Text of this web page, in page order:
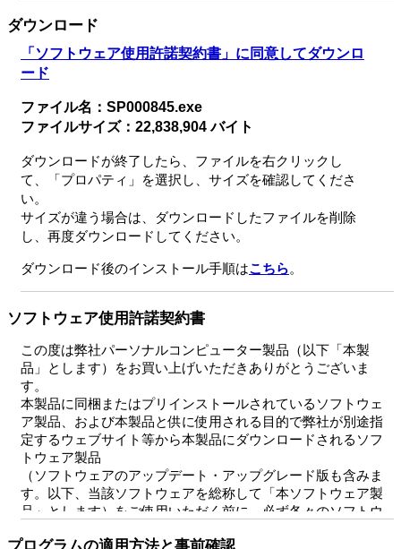
ダウンロード
「ソフトウェア使用許諾契約書」に同意してダウンロ
ード
ファイル名：SP000845.exe
ファイルサイズ：22,838,904 バイト
ダウンロードが終了したら、ファイルを右クリックし
て、「プロパティ」を選択し、サイズを確認してくださ
い。
サイズが違う場合は、ダウンロードしたファイルを削除
し、再度ダウンロードしてください。
ダウンロード後のインストール手順はこちら。
ソフトウェア使用許諾契約書
この度は弊社パーソナルコンピューター製品（以下「本製
品」とします）をお買い上げいただきありがとうございま
す。
本製品に同梱またはプリインストールされているソフトウェ
ア製品、および本製品と供に使用される目的で弊社が別途指
定するウェブサイト等から本製品にダウンロードされるソフ
トウェア製品
（ソフトウェアのアップデート・アップグレード版も含みま
す。以下、当該ソフトウェアを総称して「本ソフトウェア製
品」とします）をご使用いただく前に、必ず各々のソフトウ